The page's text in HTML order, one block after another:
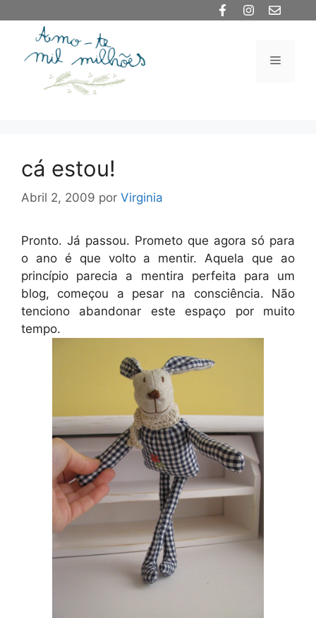
conteúdo
Menu
cá estou!
Abril 2, 2009 por Virginia
Pronto. Já passou. Prometo que agora só para
o ano é que volto a mentir. Aquela que ao
princípio parecia a mentira perfeita para um
blog, começou a pesar na consciência. Não
tenciono abandonar este espaço por muito
tempo.